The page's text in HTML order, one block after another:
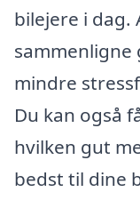
bilejere i dag.
sammenligne
mindre
Du kan også
hvilken gut
bedst til dine